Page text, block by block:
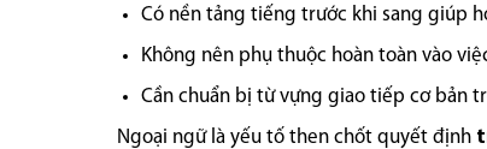
Có nền tảng tiếng trước khi sang giúp
Không nên phụ thuộc hoàn toàn vào
Cần chuẩn bị từ vựng giao tiếp cơ bản
Ngoại ngữ là yếu tố then chốt quyết định